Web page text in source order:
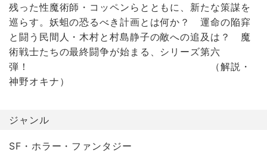
残った性魔術師・コッペンらとともに、新たな策謀を
巡らす。妖蛆の恐るべき計画とは何か？ 運命の陥穽
と闘う民間人・木村と村島静子の敵への追及は？ 魔
術戦士たちの最終闘争が始まる、シリーズ第六
弾！ （解説・
神野オキナ）
ジャンル
SF・ホラー・ファンタジー